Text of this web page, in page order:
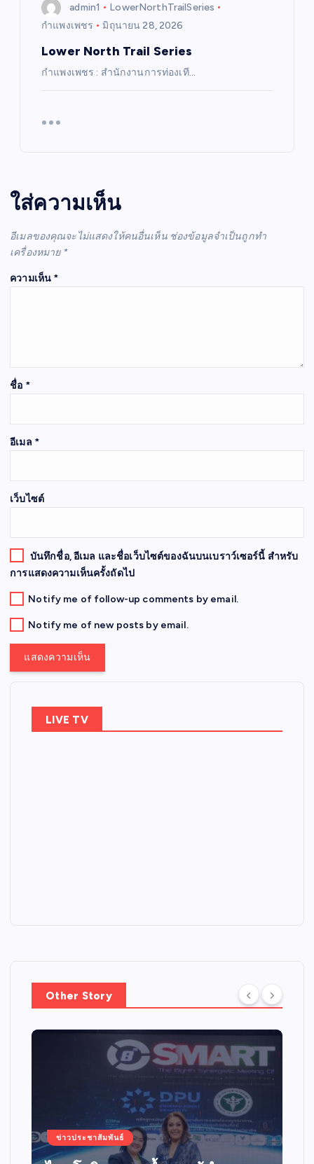
admin1
LowerNorthTrailSeries
กำแพงเพชร
มิถุนายน 28, 2026
Lower North Trail Series
กำแพงเพชร : สำนักงานการท่องเที…
ใส่ความเห็น
อีเมลของคุณจะไม่แสดงให้คนอื่นเห็น ช่องข้อมูลจำเป็นถูกทำ
เครื่องหมาย *
ความเห็น *
ชื่อ *
อีเมล *
เว็บไซต์
บันทึกชื่อ, อีเมล และชื่อเว็บไซต์ของฉันบนเบราว์เซอร์นี้ สำหรับ
การแสดงความเห็นครั้งถัดไป
Notify me of follow-up comments by email.
Notify me of new posts by email.
LIVE TV
Other Story
ข่าวประชาสัมพันธ์